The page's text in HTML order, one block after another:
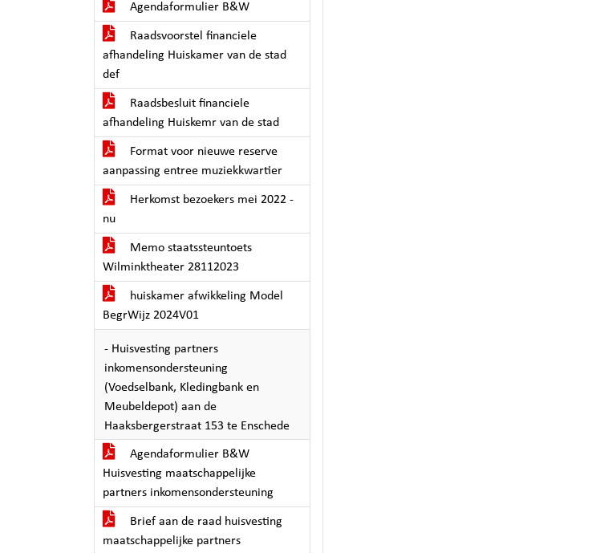
Agendaformulier B&W
Raadsvoorstel financiele
afhandeling Huiskamer van de stad
def
Raadsbesluit financiele
afhandeling Huiskemr van de stad
Format voor nieuwe reserve
aanpassing entree muziekkwartier
Herkomst bezoekers mei 2022 -
nu
Memo staatssteuntoets
Wilminktheater 28112023
huiskamer afwikkeling Model
BegrWijz 2024V01
- Huisvesting partners
inkomensondersteuning
(Voedselbank, Kledingbank en
Meubeldepot) aan de
Haaksbergerstraat 153 te Enschede
Agendaformulier B&W
Huisvesting maatschappelijke
partners inkomensondersteuning
Brief aan de raad huisvesting
maatschappelijke partners